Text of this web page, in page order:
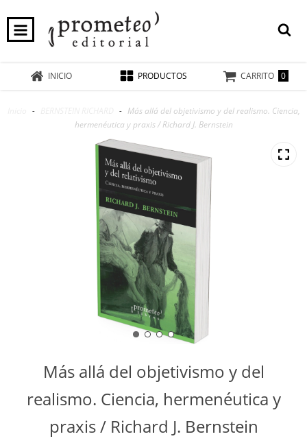
INICIO PRODUCTOS CARRITO 0
- - Más allá del objetivismo y del realismo. Ciencia,
hermenéutica y praxis / Richard J. Bernstein
Más allá del objetivismo y del
realismo. Ciencia, hermenéutica y
praxis / Richard J. Bernstein